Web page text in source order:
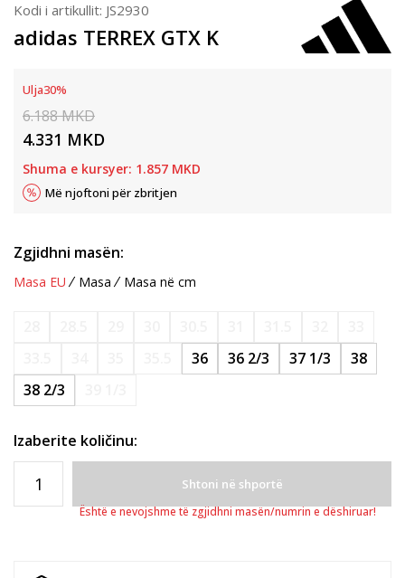
Kodi i artikullit: JS2930
adidas TERREX GTX K
Ulja30%
6.188MKD
4.331 MKD
Shuma e kursyer: 1.857 MKD
Më njoftoni për zbritjen
Zgjidhni masën:
Masa EU Masa Masa në cm
36 36 2/3 37 1/3
38
38 2/3
Izaberite količinu:
Shtoni në shportë
Është e nevojshme të zgjidhni masën/numrin e dëshiruar!